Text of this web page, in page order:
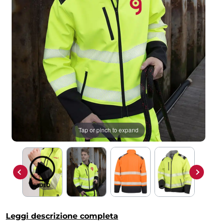
Tap or pinch to expand
Leggi descrizione completa